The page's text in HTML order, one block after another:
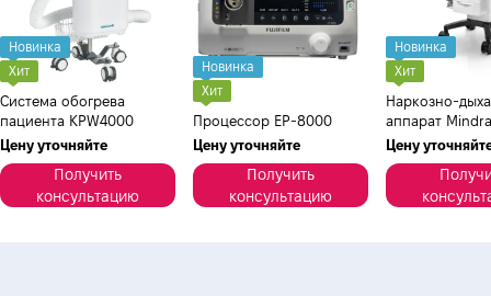
Новинка
Хит
Система обогрева
пациента KPW4000
Цену уточняйте
Получить
консультацию
Новинка
Хит
Процессор EP-8000
Цену уточняйте
Получить
консультацию
Новинка
Хит
Наркозно-
аппарат
Цену